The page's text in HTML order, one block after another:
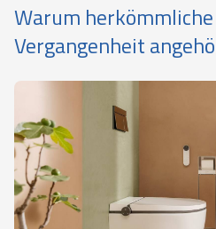
Warum
Vergangenheit